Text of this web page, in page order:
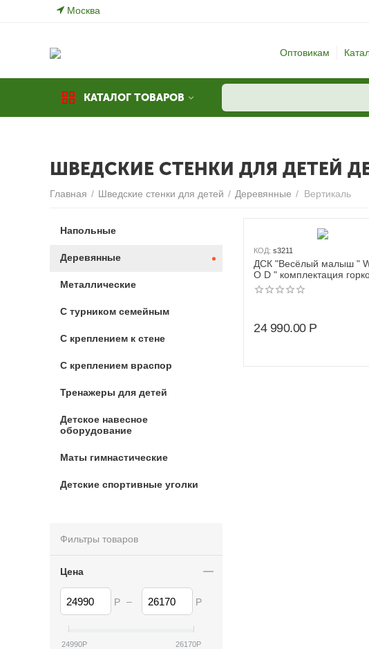
Москва
Оптовикам
КАТАЛОГ ТОВАРОВ
ШВЕДСКИЕ СТЕНКИ ДЛЯ ДЕТЕЙ
Главная / Шведские стенки для детей / Деревянные / Вертикаль
КОД: s3211
ДСК "Весёлый малыш "
O D " комплектация горкой с
мягкими бортиками
24 990.00 Р
Напольные
Деревянные
Металлические
С турником семейным
С креплением к стене
С креплением враспор
Тренажеры для детей
Детское навесное
оборудование
Маты гимнастические
Детские спортивные уголки
Фильтры товаров
Цена
Р – Р
24990Р 26170Р